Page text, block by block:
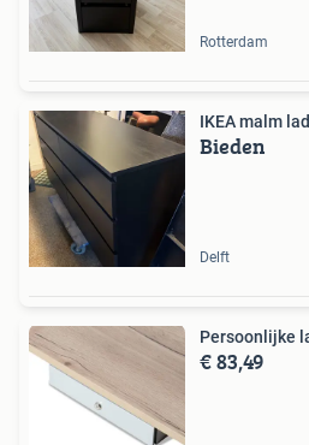
Rotterdam
IKEA malm
Bieden
Delft
Persoonlijke
€ 83,49